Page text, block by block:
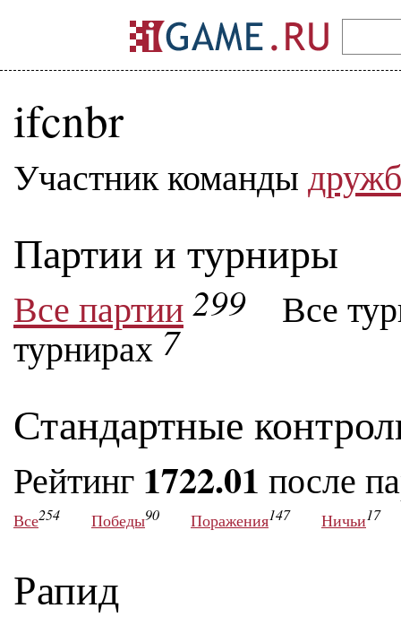
ifcnbr
Участник команды
Партии и турниры
Все партии299
Все
турнирах7
Стандартные
Рейтинг 1722.01 после
Все254 Победы90 Поражения147 Ничьи17
Рапид